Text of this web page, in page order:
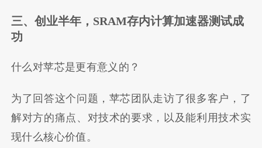
三、创业半年， SRAM存内计算加速器测试成
功
什么对苹芯是更有意义的？
为了回答这个问题，苹芯团队走访了很多客户，了
解对方的痛点、对技术的要求，以及能利用技术实
现什么核心价值。